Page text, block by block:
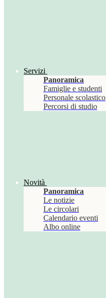
Servizi
Panoramica
Famiglie e studenti
Personale scolastico
Percorsi di studio
Novità
Panoramica
Le notizie
Le circolari
Calendario eventi
Albo online